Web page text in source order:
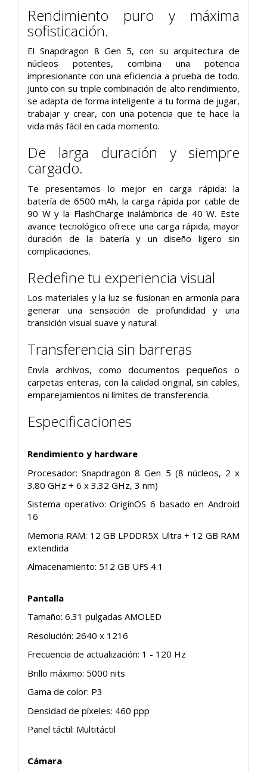
Rendimiento puro y máxima
sofisticación.
El Snapdragon 8 Gen 5, con su arquitectura de
núcleos potentes, combina una potencia
impresionante con una eficiencia a prueba de todo.
Junto con su triple combinación de alto rendimiento,
se adapta de forma inteligente a tu forma de jugar,
trabajar y crear, con una potencia que te hace la
vida más fácil en cada momento.
De larga duración y siempre
cargado.
Te presentamos lo mejor en carga rápida: la
batería de 6500 mAh, la carga rápida por cable de
90 W y la FlashCharge inalámbrica de 40 W. Este
avance tecnológico ofrece una carga rápida, mayor
duración de la batería y un diseño ligero sin
complicaciones.
Redefine tu experiencia visual
Los materiales y la luz se fusionan en armonía para
generar una sensación de profundidad y una
transición visual suave y natural.
Transferencia sin barreras
Envía archivos, como documentos pequeños o
carpetas enteras, con la calidad original, sin cables,
emparejamientos ni límites de transferencia.
Especificaciones
Rendimiento y hardware
Procesador: Snapdragon 8 Gen 5 (8 núcleos, 2 x
3.80 GHz + 6 x 3.32 GHz, 3 nm)
Sistema operativo: OriginOS 6 basado en Android
16
Memoria RAM: 12 GB LPDDR5X Ultra + 12 GB RAM
extendida
Almacenamiento: 512 GB UFS 4.1
Pantalla
Tamaño: 6.31 pulgadas AMOLED
Resolución: 2640 x 1216
Frecuencia de actualización: 1 - 120 Hz
Brillo máximo: 5000 nits
Gama de color: P3
Densidad de píxeles: 460 ppp
Panel táctil: Multitáctil
Cámara